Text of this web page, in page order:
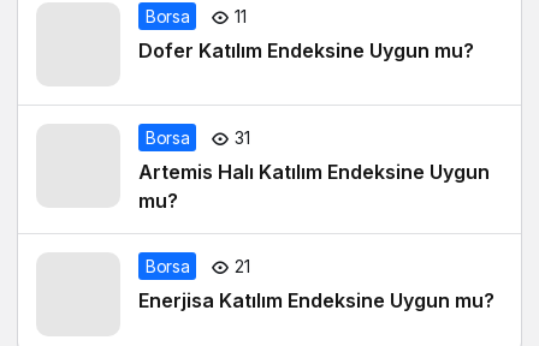
Borsa 11
Dofer Katılım Endeksine Uygun mu?
Borsa 31
Artemis Halı Katılım Endeksine Uygun
mu?
Borsa 21
Enerjisa Katılım Endeksine Uygun mu?